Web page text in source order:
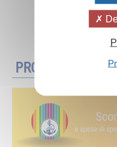
PROMOZIONI